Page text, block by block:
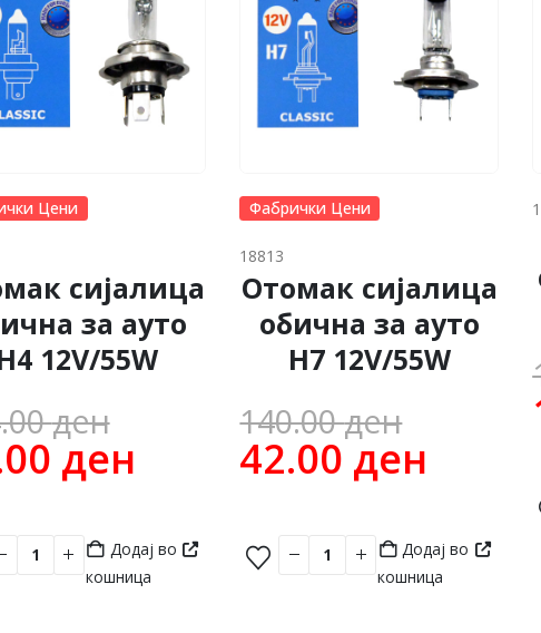
Цени
сијалица
за ауто
12V/55W
ден Original
price
184.00 ден.
ден Current
is:
55.00 ден.
Додај во
кошница
Фабрички Цени
18813
Отомак сијалица
обична за ауто
H7 12V/55W
140.00ден
price
42.00 ден
is:
42.00
Додај во
кошница